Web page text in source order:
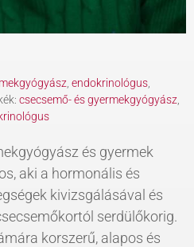
endokrinológus
csecsemő- és gyermekgyógyász
és gyermek
aki a hormonális és
kivizsgálásával és
serdülőkorig.
korszerű, alapos és